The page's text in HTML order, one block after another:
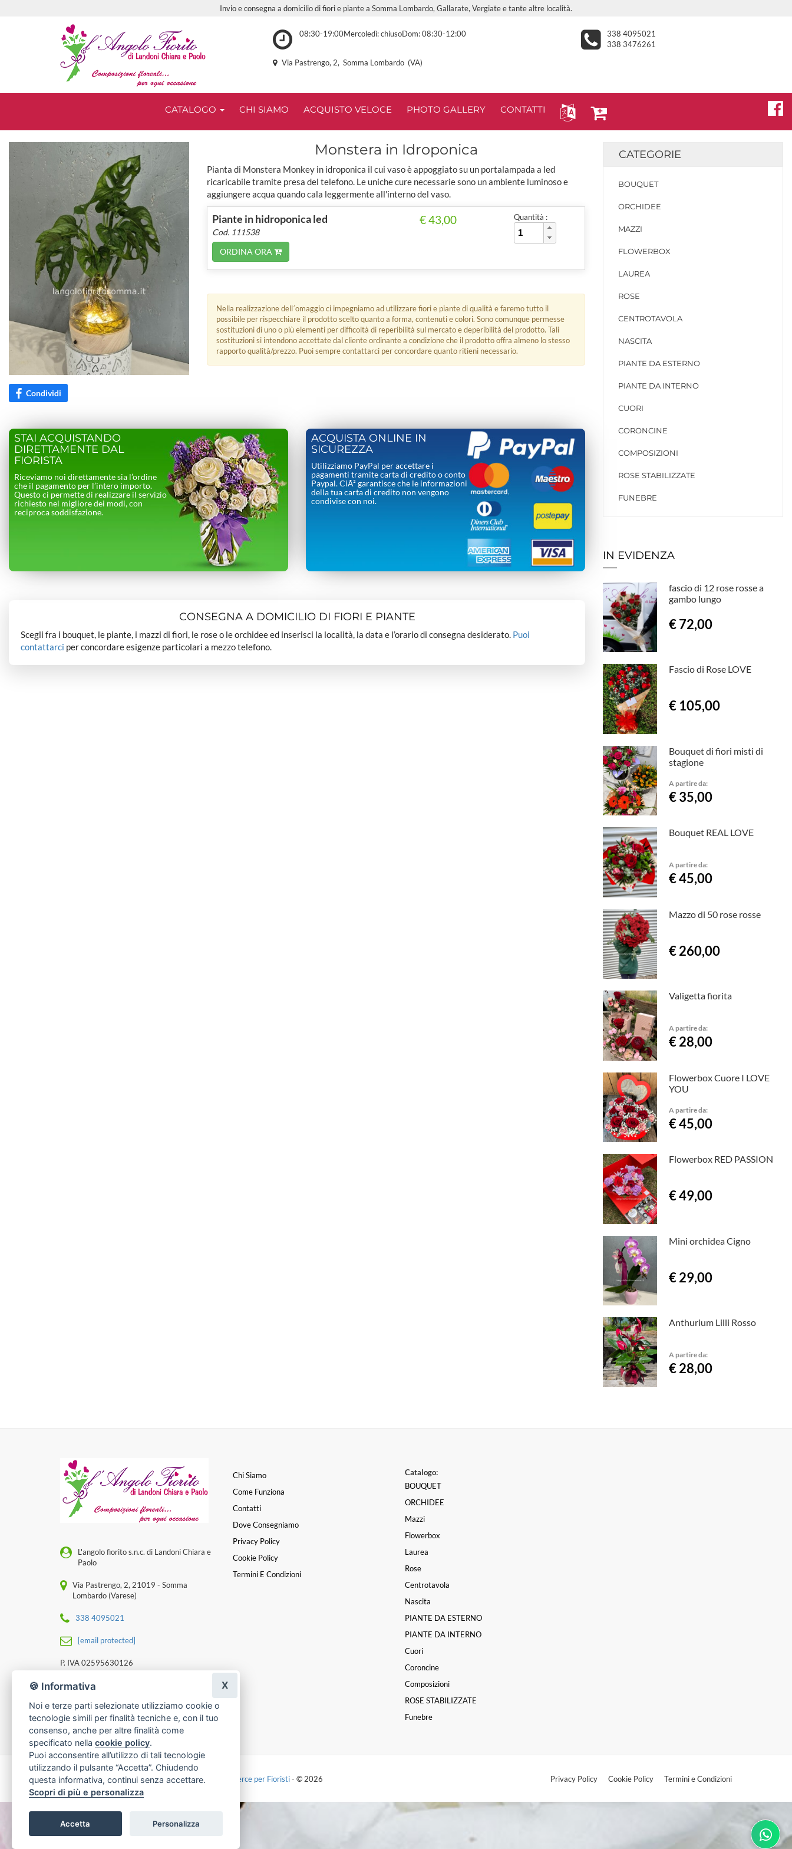
Invio e consegna a domicilio di fiori e piante a Somma Lombardo, Gallarate, Vergiate e tante altre località.
08:30-19:00Mercoledì: chiusoDom: 08:30-12:00
338 4095021
338 3476261
Via Pastrengo, 2, Somma Lombardo (VA)
CATALOGO CHI SIAMO ACQUISTO VELOCE PHOTO GALLERY CONTATTI
Condividi
Monstera in Idroponica
Pianta di Monstera Monkey in idroponica il cui vaso è appoggiato su un portalampada a led
ricaricabile tramite presa del telefono. Le uniche cure necessarie sono un ambiente luminoso e
aggiungere acqua quando cala leggermente all'interno del vaso.
Piante in hidroponica led
Cod. 111538
ORDINA ORA
€ 43,00 Quantità :
Nella realizzazione dell´omaggio ci impegniamo ad utilizzare fiori e piante di qualità e faremo tutto il
possibile per rispecchiare il prodotto scelto quanto a forma, contenuti e colori. Sono comunque permesse
sostituzioni di uno o più elementi per difficoltà di reperibilità sul mercato e deperibilità del prodotto. Tali
sostituzioni si intendono accettate dal cliente ordinante a condizione che il prodotto offra almeno lo stesso
rapporto qualità/prezzo. Puoi sempre contattarci per concordare quanto ritieni necessario.
STAI ACQUISTANDO
DIRETTAMENTE DAL
FIORISTA
Riceviamo noi direttamente sia l’ordine
che il pagamento per l’intero importo.
Questo ci permette di realizzare il servizio
richiesto nel migliore dei modi, con
reciproca soddisfazione.
ACQUISTA ONLINE IN
SICUREZZA
Utilizziamo PayPal per accettare i
pagamenti tramite carta di credito o conto
Paypal. CiÃ² garantisce che le informazioni
della tua carta di credito non vengono
condivise con noi.
CONSEGNA A DOMICILIO DI FIORI E PIANTE
Scegli fra i bouquet, le piante, i mazzi di fiori, le rose o le orchidee ed inserisci la località, la data e l’orario di consegna desiderato. Puoi
contattarci per concordare esigenze particolari a mezzo telefono.
CATEGORIE
BOUQUET
ORCHIDEE
MAZZI
FLOWERBOX
LAUREA
ROSE
CENTROTAVOLA
NASCITA
PIANTE DA ESTERNO
PIANTE DA INTERNO
CUORI
CORONCINE
COMPOSIZIONI
ROSE STABILIZZATE
FUNEBRE
IN EVIDENZA
fascio di 12 rose rosse a
gambo lungo
€ 72,00
Fascio di Rose LOVE
€ 105,00
Bouquet di fiori misti di
stagione
A partire da:
€ 35,00
Bouquet REAL LOVE
A partire da:
€ 45,00
Mazzo di 50 rose rosse
€ 260,00
Valigetta fiorita
A partire da:
€ 28,00
Flowerbox Cuore I LOVE
YOU
A partire da:
€ 45,00
Flowerbox RED PASSION
€ 49,00
Mini orchidea Cigno
€ 29,00
Anthurium Lilli Rosso
A partire da:
€ 28,00
L'angolo fiorito s.n.c. di Landoni Chiara e
Paolo
Via Pastrengo, 2, 21019 - Somma
Lombardo (Varese)
338 4095021
[email protected]
P. IVA 02595630126
Chi Siamo
Come Funziona
Contatti
Dove Consegniamo
Privacy Policy
Cookie Policy
Termini E Condizioni
Catalogo:
BOUQUET
ORCHIDEE
Mazzi
Flowerbox
Laurea
Rose
Centrotavola
Nascita
PIANTE DA ESTERNO
PIANTE DA INTERNO
Cuori
Coroncine
Composizioni
ROSE STABILIZZATE
Funebre
Made with byInfoser.it-Realizzazione Siti ecommerce per Fioristi- © 2026 Privacy Policy Cookie Policy Termini e Condizioni
🍪 Informativa
Noi e terze parti selezionate utilizziamo cookie o
tecnologie simili per finalità tecniche e, con il tuo
consenso, anche per altre finalità come
specificato nella cookie policy.
Puoi acconsentire all’utilizzo di tali tecnologie
utilizzando il pulsante “Accetta”. Chiudendo
questa informativa, continui senza accettare.
Scopri di più e personalizza
Accetta Personalizza
X